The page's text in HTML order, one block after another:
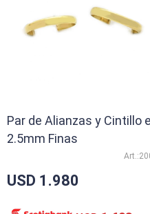
Par de Alianzas y Cintillo
2.5mm Finas
USD 1.980